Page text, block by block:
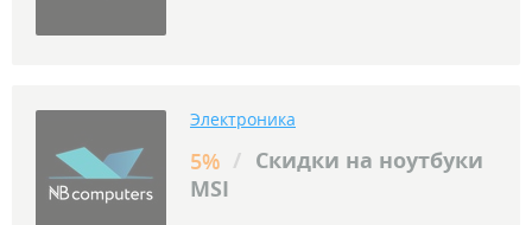
Электроника
5% / Скидки на ноутбуки
MSI